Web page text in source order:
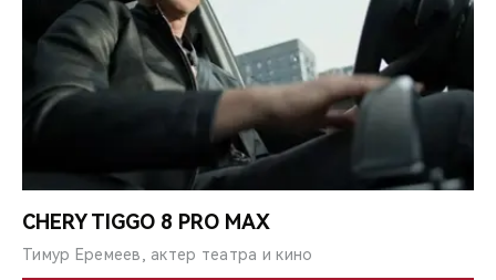
CHERY TIGGO 8 PRO MAX
Тимур Еремеев, актер театра и кино